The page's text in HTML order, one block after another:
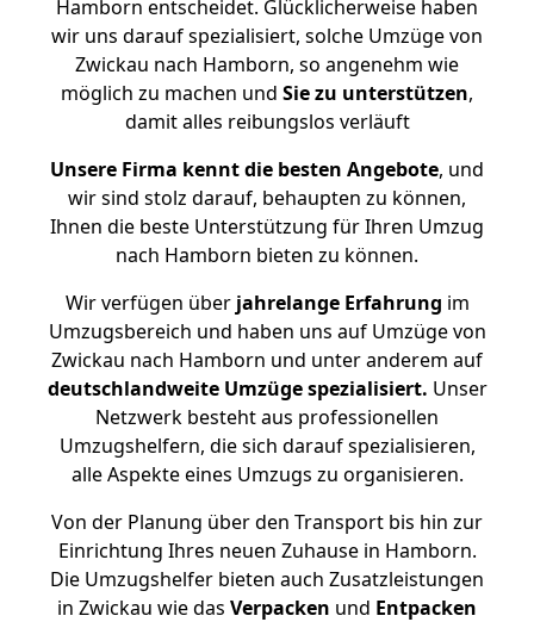
Hamborn entscheidet. Glücklicherweise haben
wir uns darauf spezialisiert, solche Umzüge von
Zwickau nach Hamborn, so angenehm wie
möglich zu machen und Sie zu unterstützen,
damit alles reibungslos verläuft
Unsere Firma kennt die besten Angebote, und
wir sind stolz darauf, behaupten zu können,
Ihnen die beste Unterstützung für Ihren Umzug
nach Hamborn bieten zu können.
Wir verfügen überjahrelange Erfahrung im
Umzugsbereich und haben uns auf Umzüge von
Zwickau nach Hamborn und unter anderem auf
deutschlandweite Umzüge spezialisiert. Unser
Netzwerk besteht aus professionellen
Umzugshelfern, die sich darauf spezialisieren,
alle Aspekte eines Umzugs zu organisieren.
Von der Planung über den Transport bis hin zur
Einrichtung Ihres neuen Zuhause in Hamborn.
Die Umzugshelfer bieten auch Zusatzleistungen
in Zwickau wie das Verpacken und Entpacken